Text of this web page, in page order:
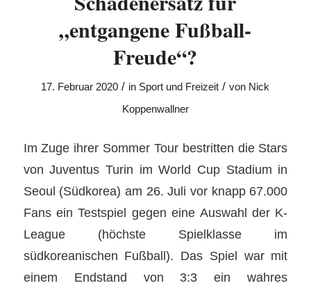
„entgangene Fußball-
Freude“?
17. Februar 2020 / in Sport und Freizeit / von Nick
Koppenwallner
Im Zuge ihrer Sommer Tour bestritten die Stars
von Juventus Turin im World Cup Stadium in
Seoul (Südkorea) am 26. Juli vor knapp 67.000
Fans ein Testspiel gegen eine Auswahl der K-
League (höchste Spielklasse im
südkoreanischen Fußball). Das Spiel war mit
einem Endstand von 3:3 ein wahres